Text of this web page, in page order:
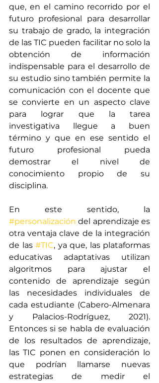
que, en el camino recorrido por el
futuro profesional para desarrollar
su trabajo de grado, la integración
de las TIC pueden facilitar no solo la
obtención de información
indispensable para el desarrollo de
su estudio sino también permite la
comunicación con el docente que
se convierte en un aspecto clave
para lograr que la tarea
investigativa llegue a buen
término y que en ese sentido el
futuro profesional pueda
demostrar el nivel de
conocimiento propio de su
disciplina.
#personalización del aprendizaje es
otra ventaja clave de la integración
de las #TIC, ya que, las plataformas
educativas adaptativas utilizan
algoritmos para ajustar el
contenido de aprendizaje según
las necesidades individuales de
cada estudiante (Cabero-Almenara
y Palacios-Rodríguez, 2021).
Entonces si se habla de evaluación
de los resultados de aprendizaje,
las TIC ponen en consideración lo
que podrían llamarse nuevas
estrategias de medir el